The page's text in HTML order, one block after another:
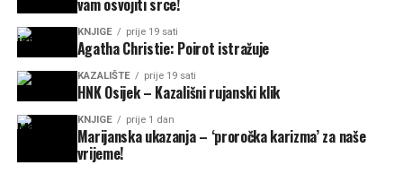
vam osvojiti srce!
KNJIGE prije 19 sati
Agatha Christie: Poirot istražuje
KAZALIŠTE prije 19 sati
HNK Osijek – Kazališni rujanski klik
KNJIGE prije 1 dan
Marijanska ukazanja – ‘proročka karizma’ za naše
vrijeme!